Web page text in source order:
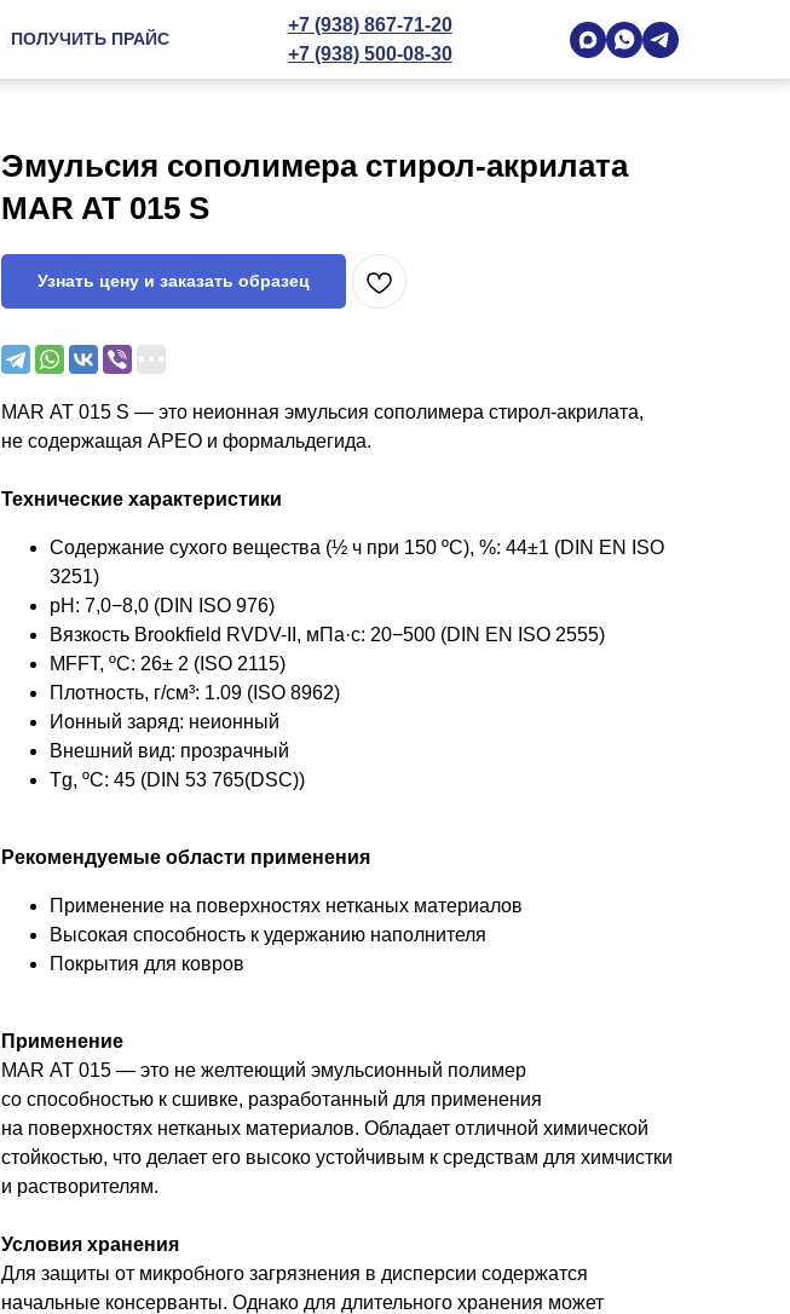
ПОЛУЧИТЬ ПРАЙС
+7 (938) 867-71-20
+7 (938) 500-08-30
Эмульсия сополимера стирол-акрилата
MAR AT 015 S
Узнать цену и заказать образец
MAR AT 015 S — это неионная эмульсия сополимера стирол-акрилата,
не содержащая APEO и формальдегида.
Технические характеристики
Содержание сухого вещества (½ ч при 150 ºC), %: 44±1 (DIN EN ISO
3251)
pH: 7,0−8,0 (DIN ISO 976)
Вязкость Brookfield RVDV-II, мПа·с: 20−500 (DIN EN ISO 2555)
MFFT, ºC: 26± 2 (ISO 2115)
Плотность, г/см³: 1.09 (ISO 8962)
Ионный заряд: неионный
Внешний вид: прозрачный
Tg, ºC: 45 (DIN 53 765(DSC))
Рекомендуемые области применения
Применение на поверхностях нетканых материалов
Высокая способность к удержанию наполнителя
Покрытия для ковров
Применение
MAR AT 015 — это не желтеющий эмульсионный полимер
со способностью к сшивке, разработанный для применения
на поверхностях нетканых материалов. Обладает отличной химической
стойкостью, что делает его высоко устойчивым к средствам для химчистки
и растворителям.
Условия хранения
Для защиты от микробного загрязнения в дисперсии содержатся
начальные консерванты. Однако для длительного хранения может